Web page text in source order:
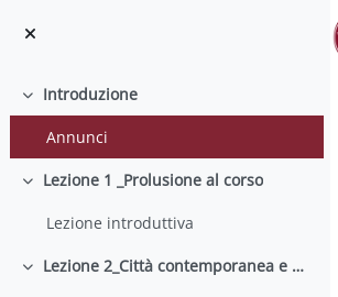
Minimizza
Introduzione
Annunci
Minimizza
Lezione 1 _Prolusione al corso
Lezione introduttiva
Minimizza Lezione 2_Città contemporanea e metropolizzazione